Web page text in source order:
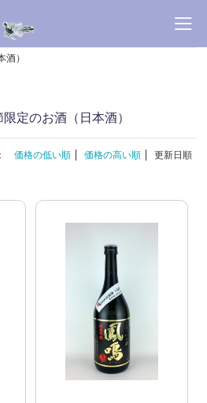
酒）
限定のお酒（日本酒）
価格の低い順 価格の高い順 更新日順